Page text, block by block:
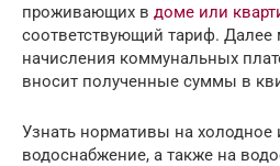
проживающих в доме или
соответствующий тариф. Далее
начисления коммунальных
вносит полученные суммы в
Узнать нормативы на холодное
водоснабжение, а также на